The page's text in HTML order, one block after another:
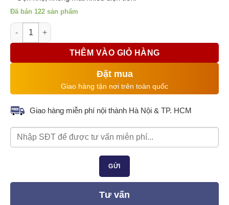
Đã bán 122 sản phẩm
Bộ điều khiển từ xa cho máy tời FUJIFA 4 nút 220V, YTK-W2S
THÊM VÀO GIỎ HÀNG
Đặt mua
Giao hàng tận nơi trên toàn quốc
Giao hàng miễn phí nội thành Hà Nội & TP. HCM
Tư vấn